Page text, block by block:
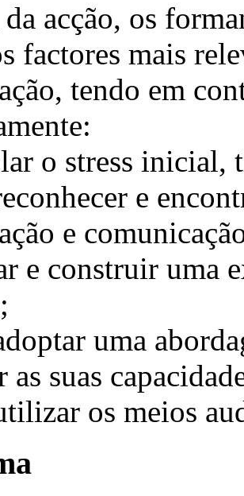
acção, os
factores mais
tendo em
o stress inicial,
e
e
e construir uma
uma
suas
os meios